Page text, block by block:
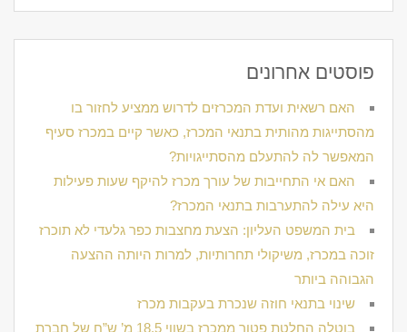
פוסטים אחרונים
האם רשאית ועדת המכרזים לדרוש ממציע לחזור בו
מהסתייגות מהותית בתנאי המכרז, כאשר קיים במכרז סעיף
המאפשר לה להתעלם מהסתייגויות?
האם אי התחייבות של עורך מכרז להיקף שעות פעילות
היא עילה להתערבות בתנאי המכרז?
בית המשפט העליון: הצעת מחצבות כפר גלעדי לא תוכרז
זוכה במכרז, משיקולי תחרותיות, למרות היותה ההצעה
הגבוהה ביותר
שינוי בתנאי חוזה שנכרת בעקבות מכרז
בוטלה החלטת פטור ממכרז בשווי 18.5 מ’ ש”ח של חברת